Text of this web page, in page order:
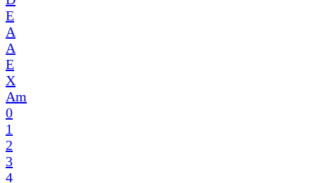
E
A
A
E
X
Am
0
1
2
3
4